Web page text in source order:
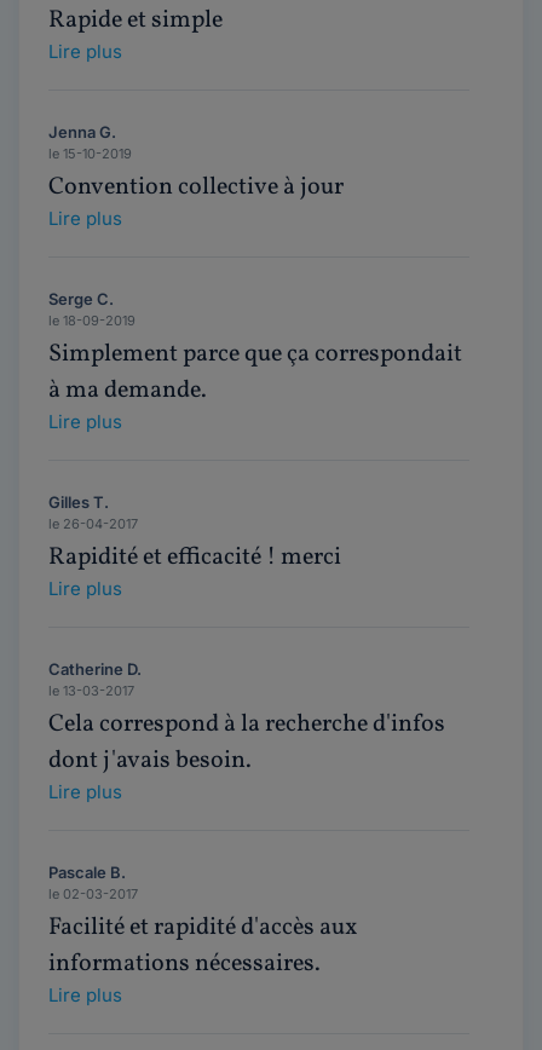
Rapide et simple
Lire plus
Jenna G.
le 15-10-2019
Convention collective à jour
Lire plus
Serge C.
le 18-09-2019
Simplement parce que ça correspondait
à ma demande.
Lire plus
Gilles T.
le 26-04-2017
Rapidité et efficacité ! merci
Lire plus
Catherine D.
le 13-03-2017
Cela correspond à la recherche d'infos
dont j'avais besoin.
Lire plus
Pascale B.
le 02-03-2017
Facilité et rapidité d'accès aux
informations nécessaires.
Lire plus